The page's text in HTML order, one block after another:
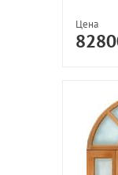
Цена